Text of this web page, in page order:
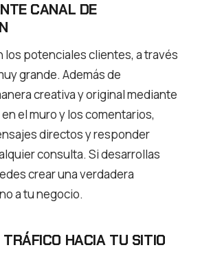
CANAL DE
los potenciales clientes, a través
grande. Además de
creativa y original mediante
el muro y los comentarios,
directos y responder
consulta. Si desarrollas
crear una verdadera
a tu negocio.
HACIA TU SITIO